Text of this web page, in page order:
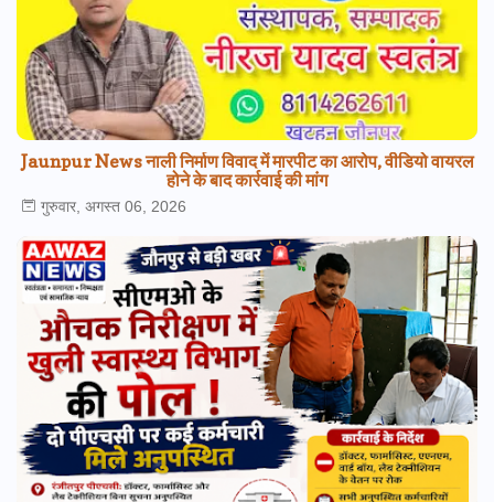
Jaunpur News नाली निर्माण विवाद में मारपीट का आरोप, वीडियो वायरल
होने के बाद कार्रवाई की मांग
गुरुवार, अगस्त 06, 2026